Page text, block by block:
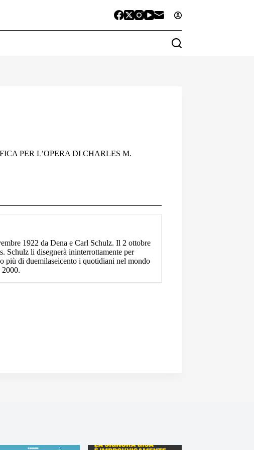
PER L’OPERA DI CHARLES M.
1922 da Dena e Carl Schulz. Il 2 ottobre
Schulz li disegnerà ininterrottamente per
più di duemilaseicento i quotidiani nel mondo